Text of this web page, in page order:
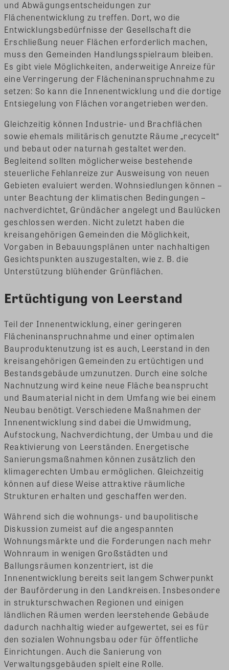
und Abwägungsentscheidungen zur
Flächenentwicklung zu treffen. Dort, wo die
Entwicklungsbedürfnisse der Gesellschaft die
Erschließung neuer Flächen erforderlich machen,
muss den Gemeinden Handlungsspielraum bleiben.
Es gibt viele Möglichkeiten, anderweitige Anreize für
eine Verringerung der Flächeninanspruchnahme zu
setzen: So kann die Innenentwicklung und die dortige
Entsiegelung von Flächen vorangetrieben werden.
Gleichzeitig können Industrie- und Brachflächen
sowie ehemals militärisch genutzte Räume „recycelt“
und bebaut oder naturnah gestaltet werden.
Begleitend sollten möglicherweise bestehende
steuerliche Fehlanreize zur Ausweisung von neuen
Gebieten evaluiert werden. Wohnsiedlungen können –
unter Beachtung der klimatischen Bedingungen –
nachverdichtet, Gründächer angelegt und Baulücken
geschlossen werden. Nicht zuletzt haben die
kreisangehörigen Gemeinden die Möglichkeit,
Vorgaben in Bebauungsplänen unter nachhaltigen
Gesichtspunkten auszugestalten, wie z. B. die
Unterstützung blühender Grünflächen.
Ertüchtigung von Leerstand
Teil der Innenentwicklung, einer geringeren
Flächeninanspruchnahme und einer optimalen
Bauproduktenutzung ist es auch, Leerstand in den
kreisangehörigen Gemeinden zu ertüchtigen und
Bestandsgebäude umzunutzen. Durch eine solche
Nachnutzung wird keine neue Fläche beansprucht
und Baumaterial nicht in dem Umfang wie bei einem
Neubau benötigt. Verschiedene Maßnahmen der
Innenentwicklung sind dabei die Umwidmung,
Aufstockung, Nachverdichtung, der Umbau und die
Reaktivierung von Leerständen. Energetische
Sanierungsmaßnahmen können zusätzlich den
klimagerechten Umbau ermöglichen. Gleichzeitig
können auf diese Weise attraktive räumliche
Strukturen erhalten und geschaffen werden.
Während sich die wohnungs- und baupolitische
Diskussion zumeist auf die angespannten
Wohnungsmärkte und die Forderungen nach mehr
Wohnraum in wenigen Großstädten und
Ballungsräumen konzentriert, ist die
Innenentwicklung bereits seit langem Schwerpunkt
der Bauförderung in den Landkreisen. Insbesondere
in strukturschwachen Regionen und einigen
ländlichen Räumen werden leerstehende Gebäude
dadurch nachhaltig wieder aufgewertet, sei es für
den sozialen Wohnungsbau oder für öffentliche
Einrichtungen. Auch die Sanierung von
Verwaltungsgebäuden spielt eine Rolle.